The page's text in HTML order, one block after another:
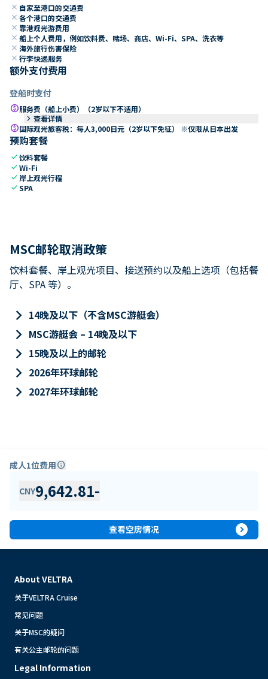
close 自家至港口的交通费
close 各个港口的交通费
close 靠港观光游费用
close 船上个人费用，例如饮料费、赌场、商店、Wi-Fi、SPA、洗衣等
close 海外旅行伤害保险
close 行李快递服务
额外支付费用
登船时支付
paid服务费（船上小费）（2岁以下不适用）
keyboard_arrow_right 查看详情
paid国际观光旅客税：每人3,000日元（2岁以下免征） ※仅限从日本出发
预购套餐
check饮料套餐
checkWi-Fi
check 岸上观光行程
checkSPA
MSC邮轮取消政策
饮料套餐、岸上观光项目、接送预约以及船上选项（包括餐
厅、SPA 等）。
keyboard_arrow_right 14晚及以下（不含MSC游艇会）
keyboard_arrow_right MSC游艇会 – 14晚及以下
keyboard_arrow_right 15晚及以上的邮轮
keyboard_arrow_right 2026年环球邮轮
keyboard_arrow_right 2027年环球邮轮
成人1位费用info
CNY9,642.81-
查看空房情况 expand_circle_right
About VELTRA
关于VELTRA Cruise
常见问题
关于MSC的疑问
有关公主邮轮的问题
Legal Information